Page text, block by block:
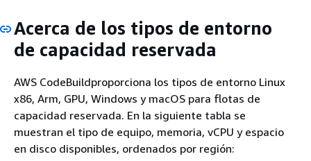
Acerca de los tipos de entorno
de capacidad reservada
AWS CodeBuildproporciona los tipos de entorno Linux
x86, Arm, GPU, Windows y macOS para flotas de
capacidad reservada. En la siguiente tabla se
muestran el tipo de equipo, memoria, vCPU y espacio
en disco disponibles, ordenados por región: